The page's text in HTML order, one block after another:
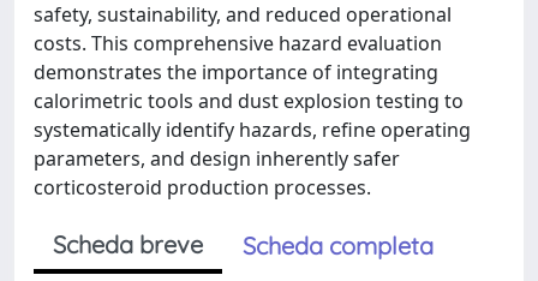
safety, sustainability, and reduced operational
costs. This comprehensive hazard evaluation
demonstrates the importance of integrating
calorimetric tools and dust explosion testing to
systematically identify hazards, refine operating
parameters, and design inherently safer
corticosteroid production processes.
Scheda breve
Scheda completa